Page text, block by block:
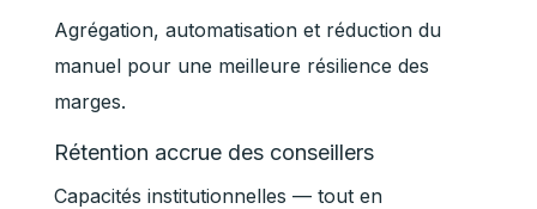
Agrégation, automatisation et réduction du
manuel pour une meilleure résilience des
marges.
Rétention accrue des conseillers
Capacités institutionnelles — tout en